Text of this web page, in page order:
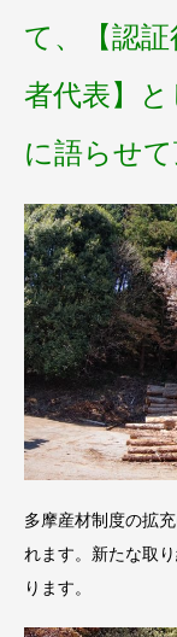
て、【認
者代表】
に語らせて
多摩産材制度の拡
れます。新たな取
ります。